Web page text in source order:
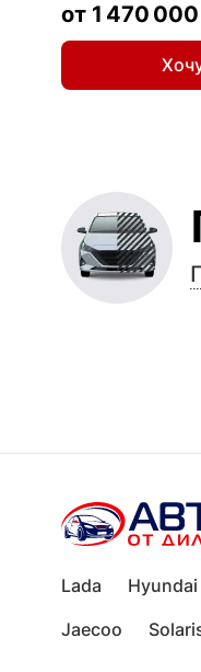
от 1 470
Lada Hyundai
Jaecoo